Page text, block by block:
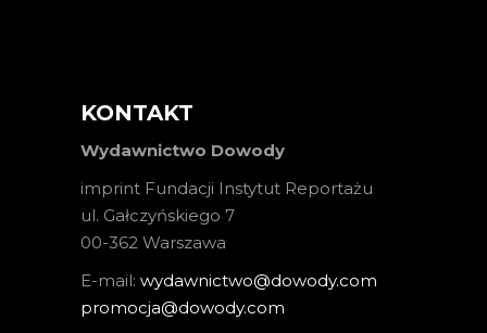
KONTAKT
Wydawnictwo Dowody
imprint Fundacji Instytut Reportażu
ul. Gałczyńskiego 7
00-362 Warszawa
E-mail: wydawnictwo@dowody.com
promocja@dowody.com